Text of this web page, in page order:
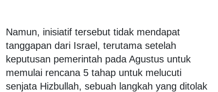
Namun, inisiatif tersebut tidak mendapat
tanggapan dari Israel, terutama setelah
keputusan pemerintah pada Agustus untuk
memulai rencana 5 tahap untuk melucuti
senjata Hizbullah, sebuah langkah yang ditolak